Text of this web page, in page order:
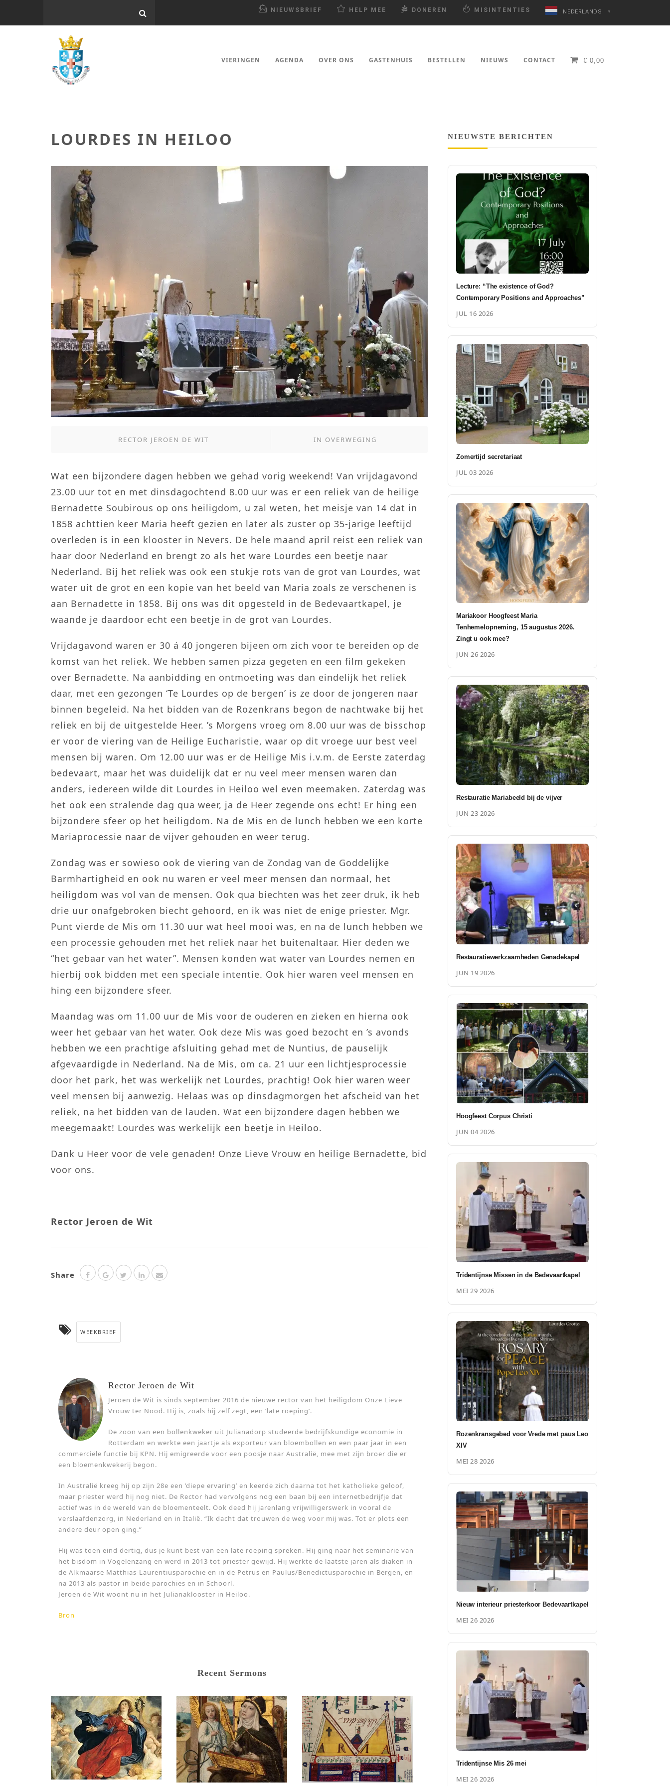
NIEUWSBRIEF HELP MEE DONEREN MISINTENTIES NEDERLANDS ▼
VIERINGEN AGENDA OVER ONS GASTENHUIS BESTELLEN NIEUWS CONTACT € 0,00
LOURDES IN HEILOO
RECTOR JEROEN DE WIT IN OVERWEGING
Wat een bijzondere dagen hebben we gehad vorig weekend! Van vrijdagavond
23.00 uur tot en met dinsdagochtend 8.00 uur was er een reliek van de heilige
Bernadette Soubirous op ons heiligdom, u zal weten, het meisje van 14 dat in
1858 achttien keer Maria heeft gezien en later als zuster op 35-jarige leeftijd
overleden is in een klooster in Nevers. De hele maand april reist een reliek van
haar door Nederland en brengt zo als het ware Lourdes een beetje naar
Nederland. Bij het reliek was ook een stukje rots van de grot van Lourdes, wat
water uit de grot en een kopie van het beeld van Maria zoals ze verschenen is
aan Bernadette in 1858. Bij ons was dit opgesteld in de Bedevaartkapel, je
waande je daardoor echt een beetje in de grot van Lourdes.
Vrijdagavond waren er 30 á 40 jongeren bijeen om zich voor te bereiden op de
komst van het reliek. We hebben samen pizza gegeten en een film gekeken
over Bernadette. Na aanbidding en ontmoeting was dan eindelijk het reliek
daar, met een gezongen ‘Te Lourdes op de bergen’ is ze door de jongeren naar
binnen begeleid. Na het bidden van de Rozenkrans begon de nachtwake bij het
reliek en bij de uitgestelde Heer. ’s Morgens vroeg om 8.00 uur was de bisschop
er voor de viering van de Heilige Eucharistie, waar op dit vroege uur best veel
mensen bij waren. Om 12.00 uur was er de Heilige Mis i.v.m. de Eerste zaterdag
bedevaart, maar het was duidelijk dat er nu veel meer mensen waren dan
anders, iedereen wilde dit Lourdes in Heiloo wel even meemaken. Zaterdag was
het ook een stralende dag qua weer, ja de Heer zegende ons echt! Er hing een
bijzondere sfeer op het heiligdom. Na de Mis en de lunch hebben we een korte
Mariaprocessie naar de vijver gehouden en weer terug.
Zondag was er sowieso ook de viering van de Zondag van de Goddelijke
Barmhartigheid en ook nu waren er veel meer mensen dan normaal, het
heiligdom was vol van de mensen. Ook qua biechten was het zeer druk, ik heb
drie uur onafgebroken biecht gehoord, en ik was niet de enige priester. Mgr.
Punt vierde de Mis om 11.30 uur wat heel mooi was, en na de lunch hebben we
een processie gehouden met het reliek naar het buitenaltaar. Hier deden we
“het gebaar van het water”. Mensen konden wat water van Lourdes nemen en
hierbij ook bidden met een speciale intentie. Ook hier waren veel mensen en
hing een bijzondere sfeer.
Maandag was om 11.00 uur de Mis voor de ouderen en zieken en hierna ook
weer het gebaar van het water. Ook deze Mis was goed bezocht en ’s avonds
hebben we een prachtige afsluiting gehad met de Nuntius, de pauselijk
afgevaardigde in Nederland. Na de Mis, om ca. 21 uur een lichtjesprocessie
door het park, het was werkelijk net Lourdes, prachtig! Ook hier waren weer
veel mensen bij aanwezig. Helaas was op dinsdagmorgen het afscheid van het
reliek, na het bidden van de lauden. Wat een bijzondere dagen hebben we
meegemaakt! Lourdes was werkelijk een beetje in Heiloo.
Dank u Heer voor de vele genaden! Onze Lieve Vrouw en heilige Bernadette, bid
voor ons.
Rector Jeroen de Wit
Share
WEEKBRIEF
Rector Jeroen de Wit
Jeroen de Wit is sinds september 2016 de nieuwe rector van het heiligdom Onze Lieve
Vrouw ter Nood. Hij is, zoals hij zelf zegt, een ’late roeping’.
De zoon van een bollenkweker uit Julianadorp studeerde bedrijfskundige economie in
Rotterdam en werkte een jaartje als exporteur van bloembollen en een paar jaar in een
commerciële functie bij KPN. Hij emigreerde voor een poosje naar Australië, mee met zijn broer die er
een bloemenkwekerij begon.
In Australië kreeg hij op zijn 28e een ’diepe ervaring’ en keerde zich daarna tot het katholieke geloof,
maar priester werd hij nog niet. De Rector had vervolgens nog een baan bij een internetbedrijfje dat
actief was in de wereld van de bloementeelt. Ook deed hij jarenlang vrijwilligerswerk in vooral de
verslaafdenzorg, in Nederland en in Italië. “Ik dacht dat trouwen de weg voor mij was. Tot er plots een
andere deur open ging.”
Hij was toen eind dertig, dus je kunt best van een late roeping spreken. Hij ging naar het seminarie van
het bisdom in Vogelenzang en werd in 2013 tot priester gewijd. Hij werkte de laatste jaren als diaken in
de Alkmaarse Matthias-Laurentiusparochie en in de Petrus en Paulus/Benedictusparochie in Bergen, en
na 2013 als pastor in beide parochies en in Schoorl.
Jeroen de Wit woont nu in het Julianaklooster in Heiloo.
Bron
Recent Sermons
NIEUWSTE BERICHTEN
Lecture: “The existence of God?
Contemporary Positions and Approaches”
JUL 16 2026
Zomertijd secretariaat
JUL 03 2026
Mariakoor Hoogfeest Maria
Tenhemelopneming, 15 augustus 2026.
Zingt u ook mee?
JUN 26 2026
Restauratie Mariabeeld bij de vijver
JUN 23 2026
Restauratiewerkzaamheden Genadekapel
JUN 19 2026
Hoogfeest Corpus Christi
JUN 04 2026
Tridentijnse Missen in de Bedevaartkapel
MEI 29 2026
Rozenkransgebed voor Vrede met paus Leo
XIV
MEI 28 2026
Nieuw interieur priesterkoor Bedevaartkapel
MEI 26 2026
Tridentijnse Mis 26 mei
MEI 26 2026